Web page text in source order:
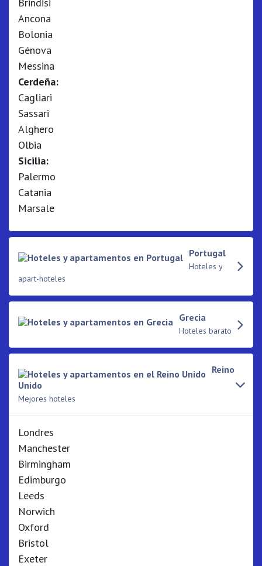
Ancona
Bolonia
Génova
Messina
Cerdeña:
Cagliari
Sassari
Alghero
Olbia
Sicilia:
Palermo
Catania
Marsale
Portugal
Hoteles y
apart-hoteles
Grecia
Hoteles barato
Reino
Unido
Mejores hoteles
Londres
Manchester
Birmingham
Edimburgo
Leeds
Norwich
Oxford
Bristol
Exeter